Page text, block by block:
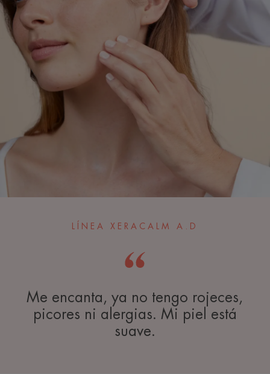
LÍNEA XERACALM A.D
Me encanta, ya no tengo rojeces,
picores ni alergias. Mi piel está
suave.